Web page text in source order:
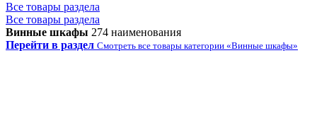
Все товары раздела
Все товары раздела
Винные шкафы 274 наименования
Перейти в раздел Смотреть все товары категории «Винные шкафы»